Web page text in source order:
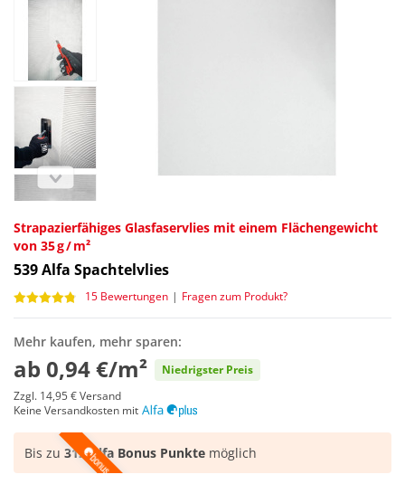
Strapazierfähiges Glasfaservlies mit einem Flächengewicht
von 35 g / m²
539Alfa Spachtelvlies
15 Bewertungen | Fragen zum Produkt?
Mehr kaufen, mehr sparen:
ab 0,94 €/m²
Niedrigster Preis
Zzgl. 14,95 €Versand
Keine Versandkosten mit
Bis zu 312 Alfa Bonus Punkte möglich